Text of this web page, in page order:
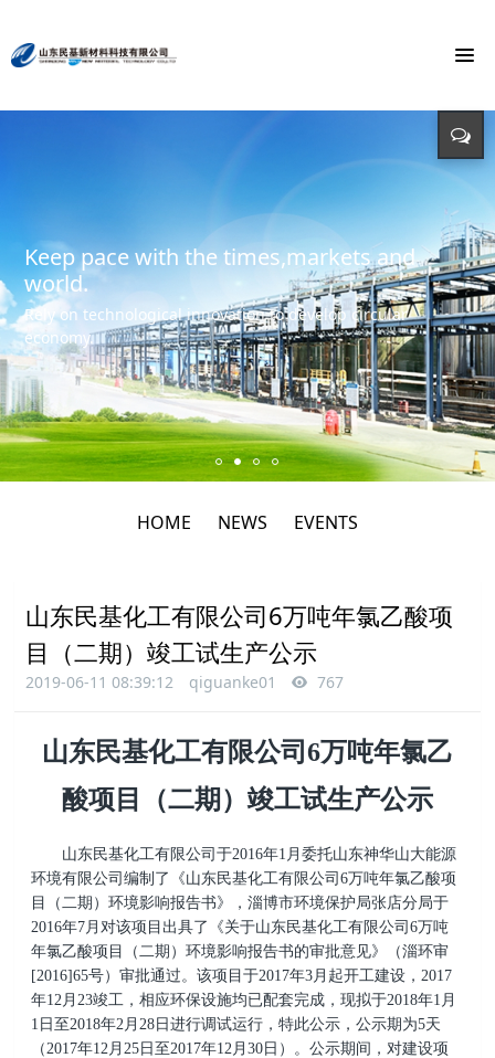
Monochloroacetic Acid
To build the world's green base for fine chemicals and
create the first brand of Monochloroacetic acid in the
international market.
Keep pace with the times,markets and
world.
Rely on technological innovation to develop circular
economy.
Energy saving, environmental protection,
Input - output - comprehensive utilization of resources
HOME NEWS EVENTS
山东民基化工有限公司6万吨年氯乙酸项
目（二期）竣工试生产公示
2019-06-11 08:39:12 qiguanke01 767
山东民基化工有限公司6万吨年氯乙
酸项目（二期）竣工试生产公示
山东民基化工有限公司于2016年1月委托山东神华山大能源
环境有限公司编制了《山东民基化工有限公司6万吨年氯乙酸项
目（二期）环境影响报告书》，淄博市环境保护局张店分局于
2016年7月对该项目出具了《关于山东民基化工有限公司6万吨
年氯乙酸项目（二期）环境影响报告书的审批意见》（淄环审
[2016]65号）审批通过。该项目于2017年3月起开工建设，2017
年12月23竣工，相应环保设施均已配套完成，现拟于2018年1月
1日至2018年2月28日进行调试运行，特此公示，公示期为5天
（2017年12月25日至2017年12月30日）。公示期间，对建设项